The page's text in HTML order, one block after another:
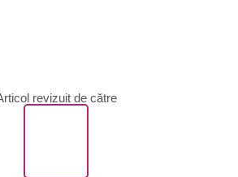
revizuit de către